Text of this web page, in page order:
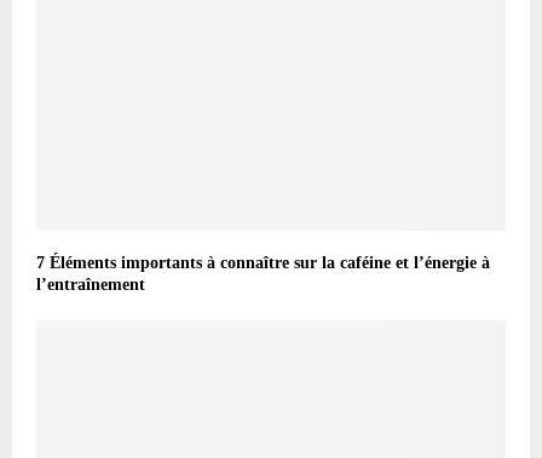
7 Éléments importants à connaître sur la caféine et l’énergie à
l’entraînement